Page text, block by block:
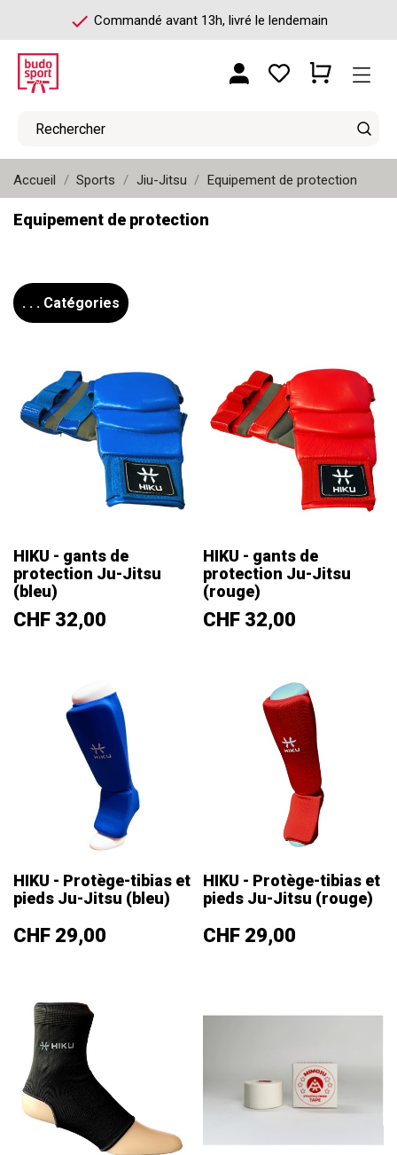
check Commandé avant 13h, livré le lendemain
Accueil Sports Jiu-Jitsu Equipement de protection
Equipement de protection
. . . Catégories
HIKU - gants de
protection Ju-Jitsu
(bleu)
Prix
CHF 32,00
HIKU - gants de
protection Ju-Jitsu
(rouge)
Prix
CHF 32,00
HIKU - Protège-tibias et
pieds Ju-Jitsu (bleu)
Prix
CHF 29,00
HIKU - Protège-tibias et
pieds Ju-Jitsu (rouge)
Prix
CHF 29,00